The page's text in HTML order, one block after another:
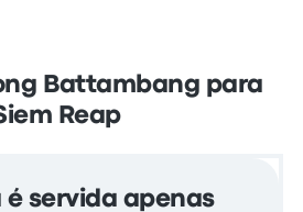
Battambang para
Reap
é servida apenas